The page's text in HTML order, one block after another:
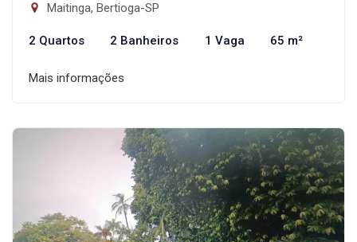
Maitinga, Bertioga-SP
2 Quartos 2 Banheiros 1 Vaga 65 m²
Mais informações